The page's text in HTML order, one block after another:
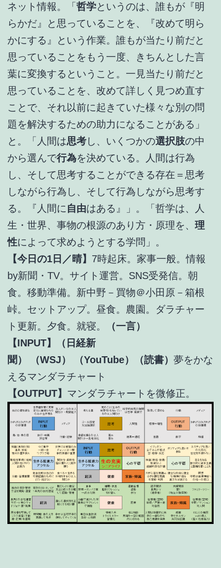
ネット情報。「哲学というのは、誰もが『明
らかだ』と思っていることを、『改めて明ら
かにする』という作業。誰もが当たり前だと
思っていることをもう一度、きちんとした言
葉に変換するということ。一見当たり前だと
思っていることを、改めて詳しく見つめ直す
ことで、それ以前に起きていた様々な別の問
題を解決するための助力になることがある」
と。「人間は思考し、いくつかの選択肢の中
から選んで行為を決めている。人間は行為
し、そして思考することができる存在＝思考
しながら行為し、そして行為しながら思考す
る。『人間に 自由はある』」。「哲学は、人
生・世界、事物の根源のあり方・原理を、 理
性によって求めようとする学問」。
【今日の1日／晴】 7時起床。家事一般。情報
by新聞・TV。サイト運営。SNS受発信。朝
食。移動準備。新中野－買物＠小田原－箱根
峠。セットアップ。昼食。農園。ダラチャー
ト更新。夕食。就寝。
（一言）
【INPUT】（日経新
聞）
（WSJ） （YouTube）（読書） 夢をかな
えるマンダラチャート
【OUTPUT】 マンダラチャートを微修正。